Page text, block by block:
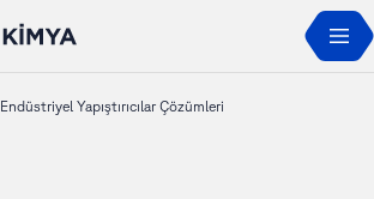
Endüstriyel Yapıştırıcılar Çözümleri